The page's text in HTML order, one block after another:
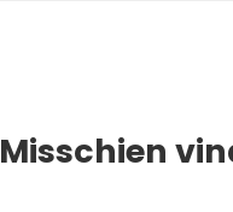
Misschien